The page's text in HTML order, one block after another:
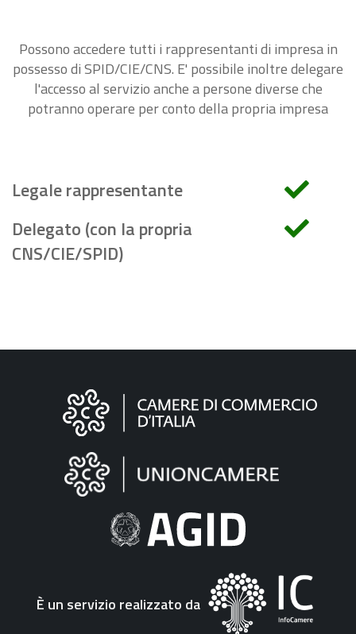
Possono accedere tutti i rappresentanti di impresa in
possesso di SPID/CIE/CNS. E' possibile inoltre delegare
l'accesso al servizio anche a persone diverse che
potranno operare per conto della propria impresa
Legale rappresentante
Delegato (con la propria
CNS/CIE/SPID)
Informazioni
"Fattura
Elettronica"
È un servizio realizzato da